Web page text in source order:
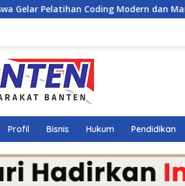
dan Manajemen Proyek IT bagi
Profil Bisnis Hukum Pendidikan